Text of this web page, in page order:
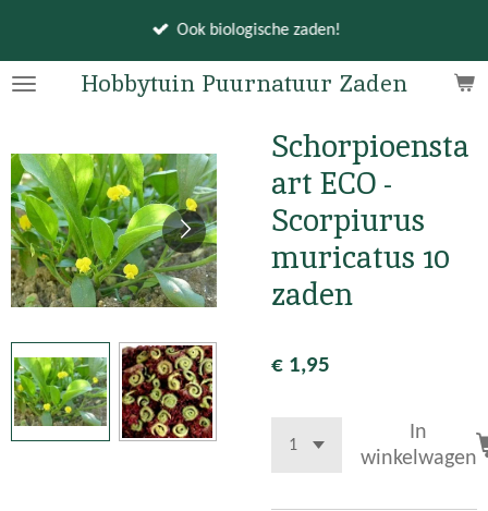
naar
Hobbytuin Puurnatuur Zaden
Ook biologische zaden!
Schorpioensta
art ECO -
Scorpiurus
muricatus 10
zaden
€ 1,95
In
winkelwagen